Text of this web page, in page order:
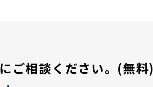
にご相談ください。(無料)